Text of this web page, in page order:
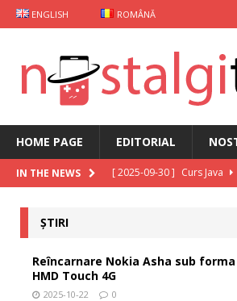
ENGLISH ROMÂNĂ
HOME PAGE EDITORIAL
IN THE NEWS [ 2025-09-30 ] Curs Java
[ 2025-10-19 ]
Vertu
[ 2025-10-03 ]
ȘTIRI
Reîncarnare Nokia Asha sub
HMD Touch 4G
2025-10-22 0